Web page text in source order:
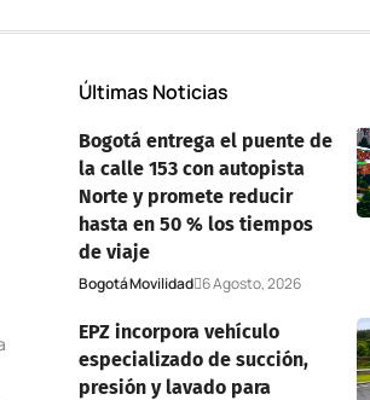
Últimas Noticias
Bogotá entrega el puente de
la calle 153 con autopista
Norte y promete reducir
hasta en 50 % los tiempos
de viaje
BogotáMovilidad 6 Agosto, 2026
EPZ incorpora vehículo
especializado de succión,
presión y lavado para